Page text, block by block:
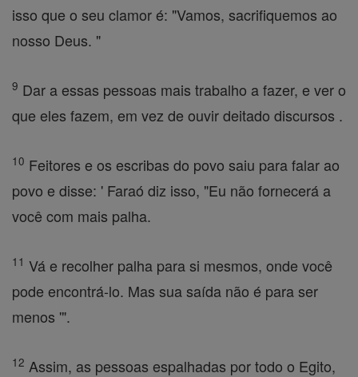
isso que o seu clamor é: "Vamos, sacrifiquemos ao
nosso Deus. "
9 Dar a essas pessoas mais trabalho a fazer, e ver o
que eles fazem, em vez de ouvir deitado discursos .
10 Feitores e os escribas do povo saiu para falar ao
povo e disse: ' Faraó diz isso, "Eu não fornecerá a
você com mais palha.
11 Vá e recolher palha para si mesmos, onde você
pode encontrá-lo. Mas sua saída não é para ser
menos '".
12 Assim, as pessoas espalhadas por todo o Egito,